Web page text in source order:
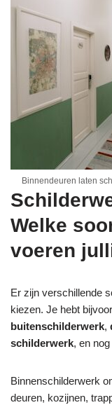
Binnendeuren laten
Welke
voeren
Er zijn verschillende
kiezen. Je hebt
buitenschilderwerk,
schilderwerk, en
Binnenschilderwerk
deuren, kozijnen,